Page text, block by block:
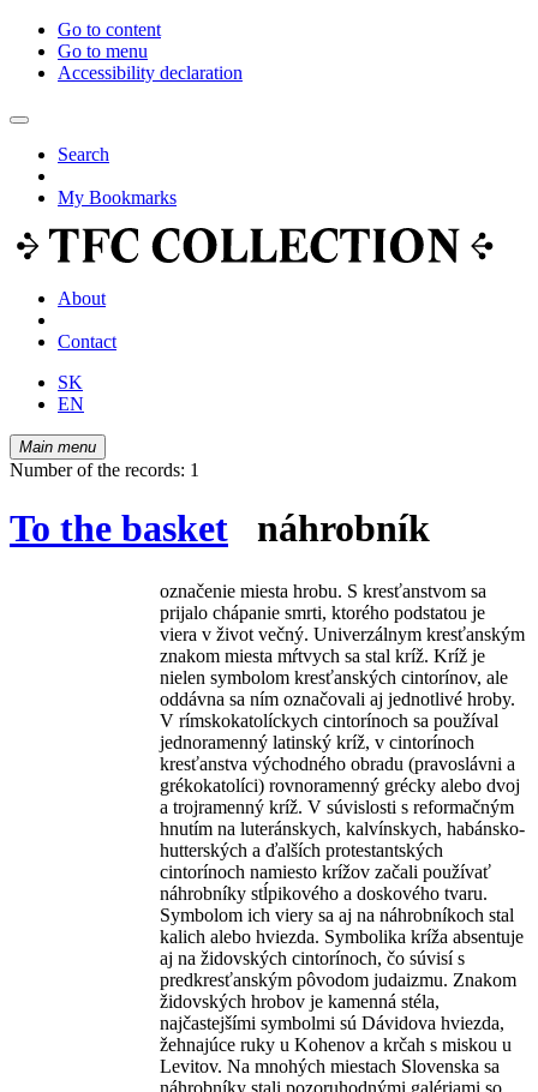
Go to content
Go to menu
Accessibility declaration
Search
My Bookmarks
About
Contact
SK
EN
Main menu
Number of the records: 1
To the basket náhrobník
označenie miesta hrobu. S kresťanstvom sa
prijalo chápanie smrti, ktorého podstatou je
viera v život večný. Univerzálnym kresťanským
znakom miesta mŕtvych sa stal kríž. Kríž je
nielen symbolom kresťanských cintorínov, ale
oddávna sa ním označovali aj jednotlivé hroby.
V rímskokatolíckych cintorínoch sa používal
jednoramenný latinský kríž, v cintorínoch
kresťanstva východného obradu (pravoslávni a
grékokatolíci) rovnoramenný grécky alebo dvoj
a trojramenný kríž. V súvislosti s reformačným
hnutím na luteránskych, kalvínskych, habánsko-
hutterských a ďalších protestantských
cintorínoch namiesto krížov začali používať
náhrobníky stĺpikového a doskového tvaru.
Symbolom ich viery sa aj na náhrobníkoch stal
kalich alebo hviezda. Symbolika kríža absentuje
aj na židovských cintorínoch, čo súvisí s
predkresťanským pôvodom judaizmu. Znakom
židovských hrobov je kamenná stéla,
najčastejšími symbolmi sú Dávidova hviezda,
žehnajúce ruky u Kohenov a krčah s miskou u
Levitov. Na mnohých miestach Slovenska sa
náhrobníky stali pozoruhodnými galériami so